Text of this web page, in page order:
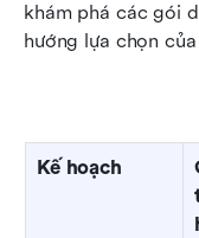
khám phá các gói
hướng lựa chọn
Kế hoạch